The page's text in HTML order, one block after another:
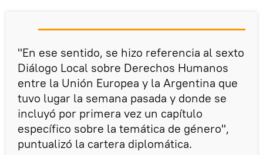
"En ese sentido, se hizo referencia al sexto
Diálogo Local sobre Derechos Humanos
entre la Unión Europea y la Argentina que
tuvo lugar la semana pasada y donde se
incluyó por primera vez un capítulo
específico sobre la temática de género",
puntualizó la cartera diplomática.